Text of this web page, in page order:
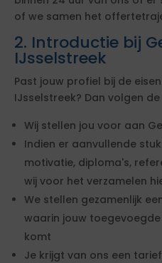
of we samen het
2. Introductie bij
IJsselstreek
Past jouw profiel bij de
IJsselstreek? Dan volgen
Wij stellen jou voor aan
Indien er aanvullende
motivatie, diploma's,
wij voor het verzamelen
We stellen gezamenlijk
waarin jouw
komt
Je krijgt van ons een